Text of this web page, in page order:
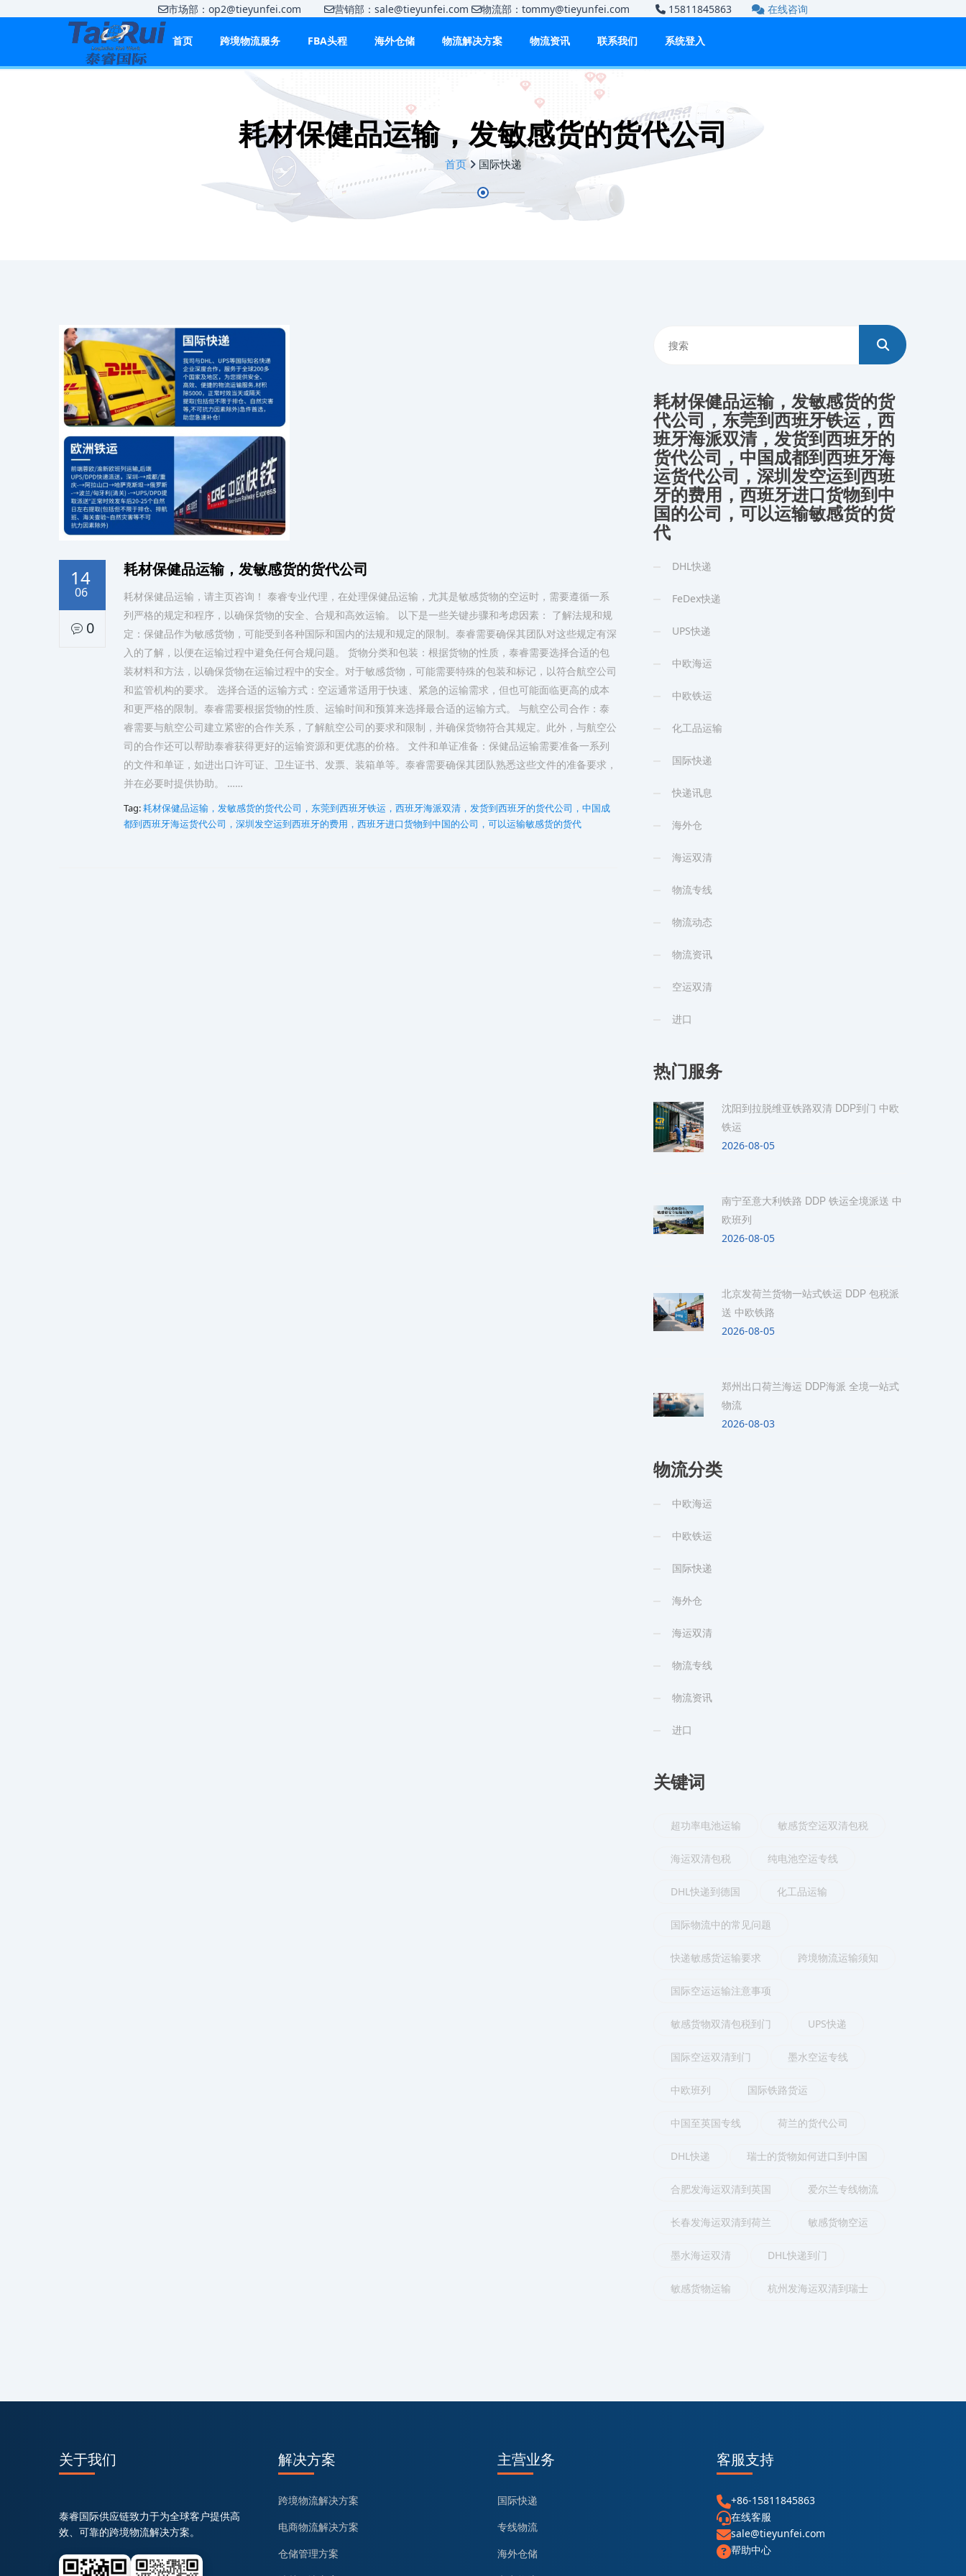
市场部：op2@tieyunfei.com 营销部：sale@tieyunfei.com 物流部：tommy@tieyunfei.com 15811845863 在线咨询
首页 跨境物流服务 FBA头程 海外仓储 物流解决方案 物流资讯 联系我们 系统登入
耗材保健品运输，发敏感货的货代公司
首页 国际快递
14
06
0
耗材保健品运输，发敏感货的货代公司
耗材保健品运输，请主页咨询！ 泰睿专业代理，在处理保健品运输，尤其是敏感货物的空运时，需要遵循一系
列严格的规定和程序，以确保货物的安全、合规和高效运输。 以下是一些关键步骤和考虑因素： 了解法规和规
定：保健品作为敏感货物，可能受到各种国际和国内的法规和规定的限制。泰睿需要确保其团队对这些规定有深
入的了解，以便在运输过程中避免任何合规问题。 货物分类和包装：根据货物的性质，泰睿需要选择合适的包
装材料和方法，以确保货物在运输过程中的安全。对于敏感货物，可能需要特殊的包装和标记，以符合航空公司
和监管机构的要求。 选择合适的运输方式：空运通常适用于快速、紧急的运输需求，但也可能面临更高的成本
和更严格的限制。泰睿需要根据货物的性质、运输时间和预算来选择最合适的运输方式。 与航空公司合作：泰
睿需要与航空公司建立紧密的合作关系，了解航空公司的要求和限制，并确保货物符合其规定。此外，与航空公
司的合作还可以帮助泰睿获得更好的运输资源和更优惠的价格。 文件和单证准备：保健品运输需要准备一系列
的文件和单证，如进出口许可证、卫生证书、发票、装箱单等。泰睿需要确保其团队熟悉这些文件的准备要求，
并在必要时提供协助。 ……
Tag:耗材保健品运输，发敏感货的货代公司，东莞到西班牙铁运，西班牙海派双清，发货到西班牙的货代公司，中国成
都到西班牙海运货代公司，深圳发空运到西班牙的费用，西班牙进口货物到中国的公司，可以运输敏感货的货代
耗材保健品运输，发敏感货的货
代公司，东莞到西班牙铁运，西
班牙海派双清，发货到西班牙的
货代公司，中国成都到西班牙海
运货代公司，深圳发空运到西班
牙的费用，西班牙进口货物到中
国的公司，可以运输敏感货的货
代
DHL快递
FeDex快递
UPS快递
中欧海运
中欧铁运
化工品运输
国际快递
快递讯息
海外仓
海运双清
物流专线
物流动态
物流资讯
空运双清
进口
热门服务
沈阳到拉脱维亚铁路双清 DDP到门 中欧
铁运
2026-08-05
南宁至意大利铁路 DDP 铁运全境派送 中
欧班列
2026-08-05
北京发荷兰货物一站式铁运 DDP 包税派
送 中欧铁路
2026-08-05
郑州出口荷兰海运 DDP海派 全境一站式
物流
2026-08-03
物流分类
中欧海运
中欧铁运
国际快递
海外仓
海运双清
物流专线
物流资讯
进口
关键词
超功率电池运输 敏感货空运双清包税
海运双清包税 纯电池空运专线
DHL快递到德国 化工品运输
国际物流中的常见问题
快递敏感货运输要求 跨境物流运输须知
国际空运运输注意事项
敏感货物双清包税到门 UPS快递
国际空运双清到门 墨水空运专线
中欧班列 国际铁路货运
中国至英国专线 荷兰的货代公司
DHL快递 瑞士的货物如何进口到中国
合肥发海运双清到英国 爱尔兰专线物流
长春发海运双清到荷兰 敏感货物空运
墨水海运双清 DHL快递到门
敏感货物运输 杭州发海运双清到瑞士
关于我们
泰睿国际供应链致力于为全球客户提供高
效、可靠的跨境物流解决方案。
解决方案
跨境物流解决方案
电商物流解决方案
仓储管理方案
主营业务
国际快递
专线物流
海外仓储
客服支持
+86-15811845863
在线客服
sale@tieyunfei.com
帮助中心